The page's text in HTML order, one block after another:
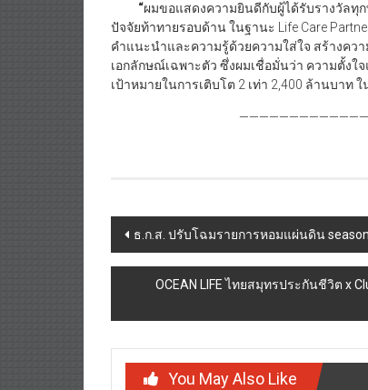
“ผมขอแสดงความยินดีกับผู้ได้รับรางวัลทุ
ปัจจัยท้าทายรอบด้าน ในฐานะ Life Care
คำแนะนำและความรู้ด้วยความใส่ใจ สร้างคว
เอกลักษณ์เฉพาะตัว ซึ่งผมเชื่อมั่นว่า ความตั้ง
เป้าหมายในการเติบโต 2 เท่า 2,400 ล้านบาท
Post
navigation
ธ.ก.ส. ปรับโฉมรายการหอมแผ่นดิน
OCEAN LIFE ไทยสมุทรประกันชีวิต x
You May Also Like